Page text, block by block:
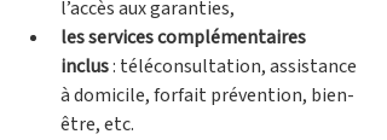
l’accès aux garanties,
les services complémentaires
inclus : téléconsultation, assistance
à domicile, forfait prévention, bien-
être, etc.